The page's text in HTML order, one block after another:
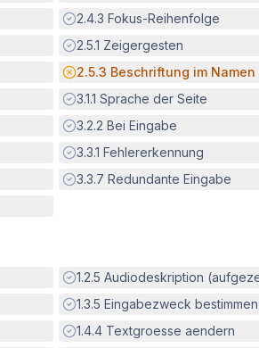
Erfüllt:
2.4.3 Fokus-Reihenfolge
Erfüllt:
2.5.1 Zeigergesten
Potenzielle Barriere:
2.5.3 Beschriftung im Namen
Erfüllt:
3.1.1 Sprache der Seite
Erfüllt:
3.2.2 Bei Eingabe
Erfüllt:
3.3.1 Fehlererkennung
Erfüllt:
3.3.7 Redundante Eingabe
Erfüllt:
1.2.5 Audiodeskription
Erfüllt:
1.3.5 Eingabezweck bestimmen
Erfüllt:
1.4.4 Textgroesse aendern